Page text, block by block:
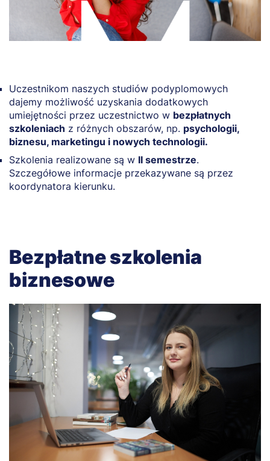
Uczestnikom naszych studiów podyplomowych
dajemy możliwość uzyskania dodatkowych
umiejętności przez uczestnictwo w bezpłatnych
szkoleniach z różnych obszarów, np. psychologii,
biznesu, marketingu i nowych technologii.
Szkolenia realizowane są w II semestrze.
Szczegółowe informacje przekazywane są przez
koordynatora kierunku.
Bezpłatne szkolenia
biznesowe